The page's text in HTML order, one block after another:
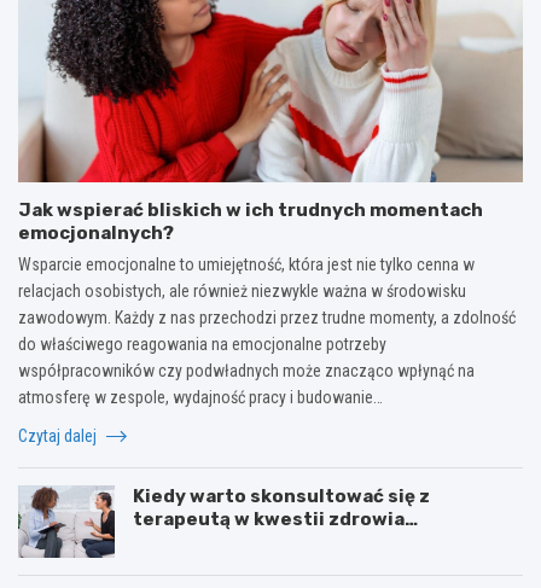
Jak wspierać bliskich w ich trudnych momentach
emocjonalnych?
Wsparcie emocjonalne to umiejętność, która jest nie tylko cenna w
relacjach osobistych, ale również niezwykle ważna w środowisku
zawodowym. Każdy z nas przechodzi przez trudne momenty, a zdolność
do właściwego reagowania na emocjonalne potrzeby
współpracowników czy podwładnych może znacząco wpłynąć na
atmosferę w zespole, wydajność pracy i budowanie…
Czytaj dalej
Kiedy warto skonsultować się z
terapeutą w kwestii zdrowia